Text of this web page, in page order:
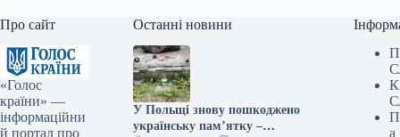
Про сайт
«Голос
країни» —
інформаційни
й портал про
Останні новини
У Польщі знову пошкоджено
українську пам’ятку –
а